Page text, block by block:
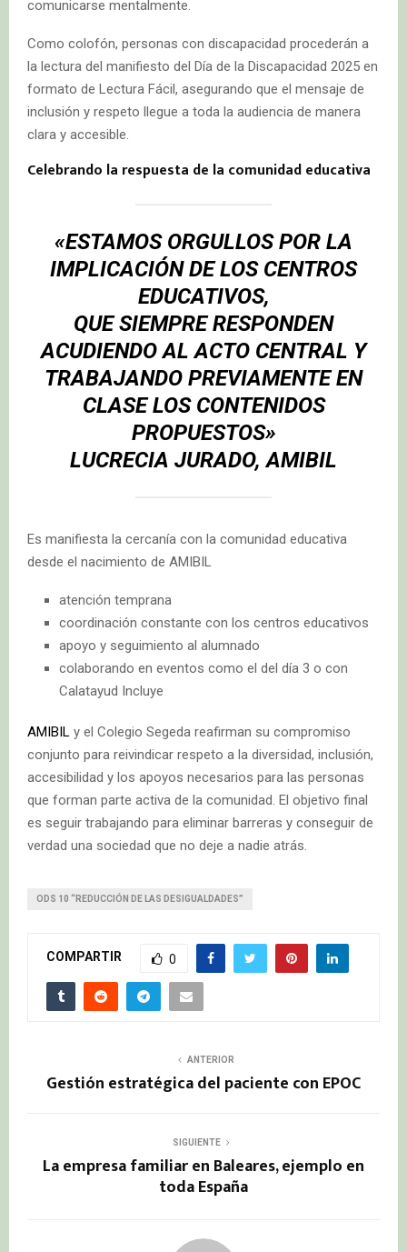
comunicarse mentalmente.
Como colofón, personas con discapacidad procederán a
la lectura del manifiesto del Día de la Discapacidad 2025 en
formato de Lectura Fácil, asegurando que el mensaje de
inclusión y respeto llegue a toda la audiencia de manera
clara y accesible.
Celebrando la respuesta de la comunidad educativa
«ESTAMOS ORGULLOS POR LA
IMPLICACIÓN DE LOS CENTROS
EDUCATIVOS,
QUE SIEMPRE RESPONDEN
ACUDIENDO AL ACTO CENTRAL Y
TRABAJANDO PREVIAMENTE EN
CLASE LOS CONTENIDOS
PROPUESTOS»
LUCRECIA JURADO, AMIBIL
Es manifiesta la cercanía con la comunidad educativa
desde el nacimiento de AMIBIL
atención temprana
coordinación constante con los centros educativos
apoyo y seguimiento al alumnado
colaborando en eventos como el del día 3 o con
Calatayud Incluye
AMIBIL y el Colegio Segeda reafirman su compromiso
conjunto para reivindicar respeto a la diversidad, inclusión,
accesibilidad y los apoyos necesarios para las personas
que forman parte activa de la comunidad. El objetivo final
es seguir trabajando para eliminar barreras y conseguir de
verdad una sociedad que no deje a nadie atrás.
ODS 10 “REDUCCIÓN DE LAS DESIGUALDADES”
COMPARTIR 0
ANTERIOR
Gestión estratégica del paciente con EPOC
SIGUIENTE
La empresa familiar en Baleares, ejemplo en
toda España